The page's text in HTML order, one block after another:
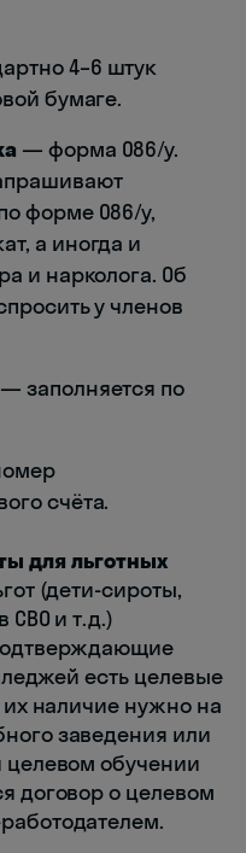
4–6 штук
бумаге.
— форма 086/у.
форме 086/у,
а иногда и
и нарколога. Об
у членов
— заполняется по
счёта.
для льготных
(дети-сироты,
СВО и т.д.)
есть целевые
их наличие нужно на
заведения или
обучении
договор о целевом